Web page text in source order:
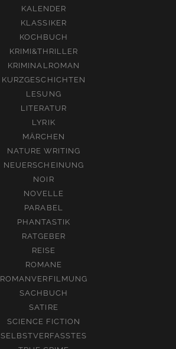
KALENDER
KLASSIKER
KOCHBUCH
KRIMI&THRILLER
KRIMINALROMAN
KURZGESCHICHTEN
LESUNG
LITERATUR
LYRIK
MÄRCHEN
NATURE WRITING
NEUERSCHEINUNG
NOIR
NOVELLE
PARABEL
PHANTASTIK
RATGEBER
REISE
ROMANE
ROMANVERFILMUNG
SACHBUCH
SATIRE
SCIENCE FICTION
SELBSTVERFASSTES